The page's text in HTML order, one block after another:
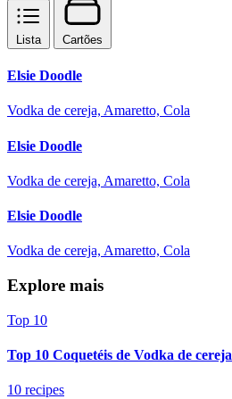
Lista Cartões
Elsie Doodle
Vodka de cereja, Amaretto, Cola
Elsie Doodle
Vodka de cereja, Amaretto, Cola
Elsie Doodle
Vodka de cereja, Amaretto, Cola
Explore mais
Top 10
Top 10 Coquetéis de Vodka de cereja
10 recipes